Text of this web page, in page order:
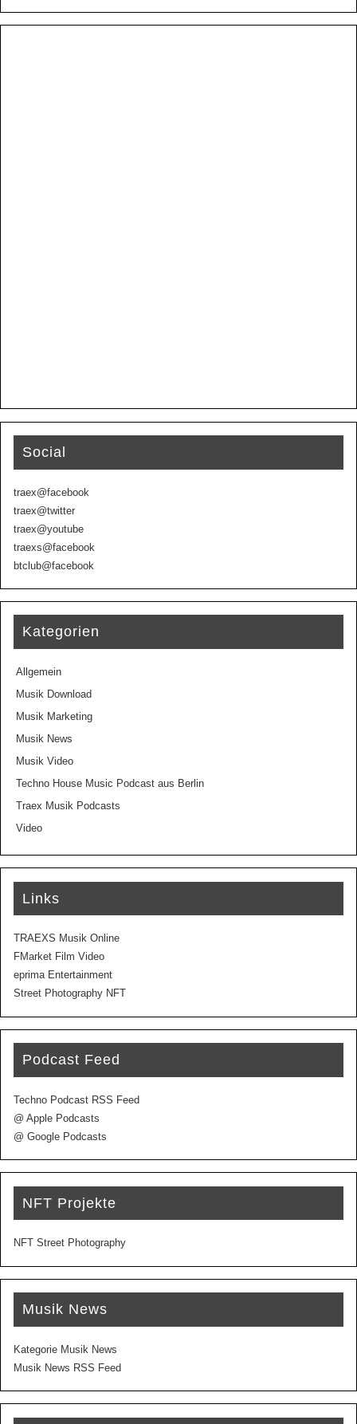
Social
traex@facebook
traex@twitter
traex@youtube
traexs@facebook
btclub@facebook
Kategorien
Allgemein
Musik Download
Musik Marketing
Musik News
Musik Video
Techno House Music Podcast aus Berlin
Traex Musik Podcasts
Video
Links
TRAEXS Musik Online
FMarket Film Video
eprima Entertainment
Street Photography NFT
Podcast Feed
Techno Podcast RSS Feed
@ Apple Podcasts
@ Google Podcasts
NFT Projekte
NFT Street Photography
Musik News
Kategorie Musik News
Musik News RSS Feed